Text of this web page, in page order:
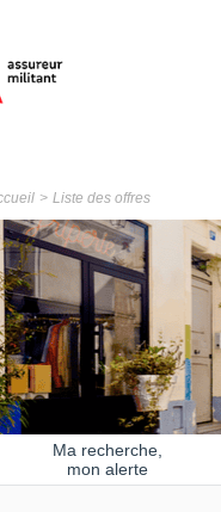
Liste des offres
Ma recherche,
mon alerte